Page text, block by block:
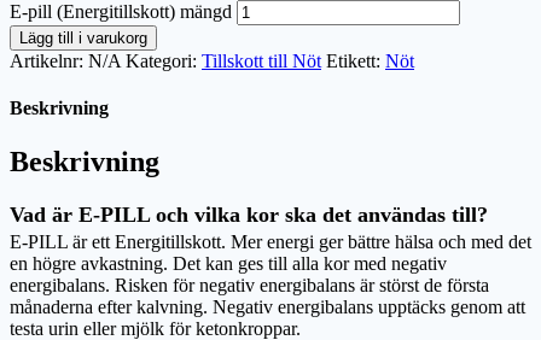
E-pill (Energitillskott) mängd
Lägg till i varukorg
Artikelnr: N/A Kategori: Tillskott till Nöt Etikett: Nöt
Beskrivning
Beskrivning
Vad är E-PILL och vilka kor ska det användas till?
E-PILL är ett Energitillskott. Mer energi ger bättre hälsa och med det
en högre avkastning. Det kan ges till alla kor med negativ
energibalans. Risken för negativ energibalans är störst de första
månaderna efter kalvning. Negativ energibalans upptäcks genom att
testa urin eller mjölk för ketonkroppar.